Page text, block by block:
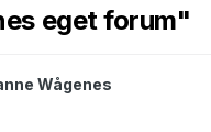
eget forum"
Wågenes